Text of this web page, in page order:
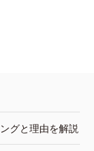
グと理由を解説